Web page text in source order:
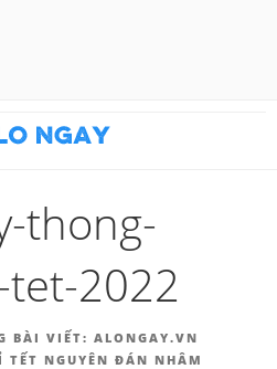
thong-
2022
BÀI VIẾT: ALONGAY.VN
TẾT NGUYÊN ĐÁN NHÂM